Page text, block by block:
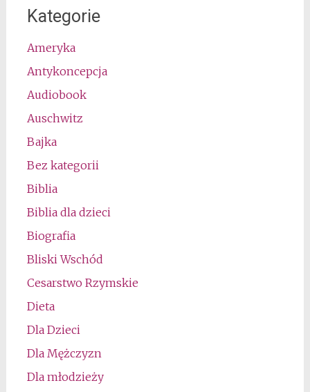
Kategorie
Ameryka
Antykoncepcja
Audiobook
Auschwitz
Bajka
Bez kategorii
Biblia
Biblia dla dzieci
Biografia
Bliski Wschód
Cesarstwo Rzymskie
Dieta
Dla Dzieci
Dla Mężczyzn
Dla młodzieży